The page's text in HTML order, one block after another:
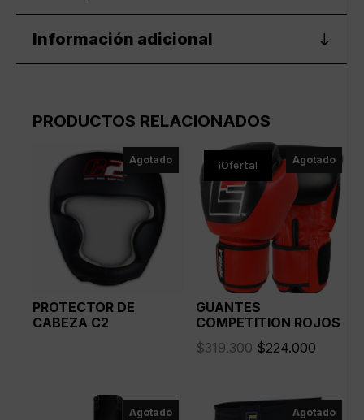
Información adicional
PRODUCTOS RELACIONADOS
Agotado
PROTECTOR DE
CABEZA C2
¡Oferta! Agotado
GUANTES
COMPETITION ROJOS
$319.300 El
era:
$224.000
es:
Agotado Agotado